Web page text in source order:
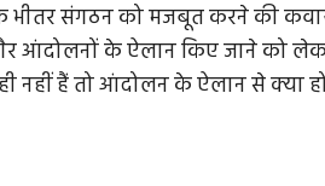
के भीतर संगठन को मजबूत करने की
के ऐलान किए जाने को
नहीं हैं तो आंदोलन के ऐलान से क्या